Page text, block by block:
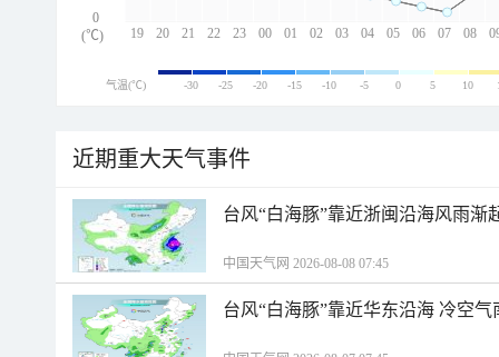
19 20 21 22 23 00 01 02 03 04 05 06 07 08
0
(℃)
气温(℃) -30 -25 -20 -15 -10 -5 0 5 10
近期重大天气事件
台风“白海豚”靠近浙闽沿海风雨渐
中国天气网 2026-08-08 07:45
台风“白海豚”靠近华东沿海 冷空